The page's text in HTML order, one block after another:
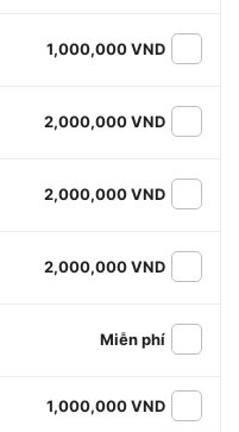
1,000,000 VND
2,000,000 VND
2,000,000 VND
2,000,000 VND
Miễn phí
1,000,000 VND